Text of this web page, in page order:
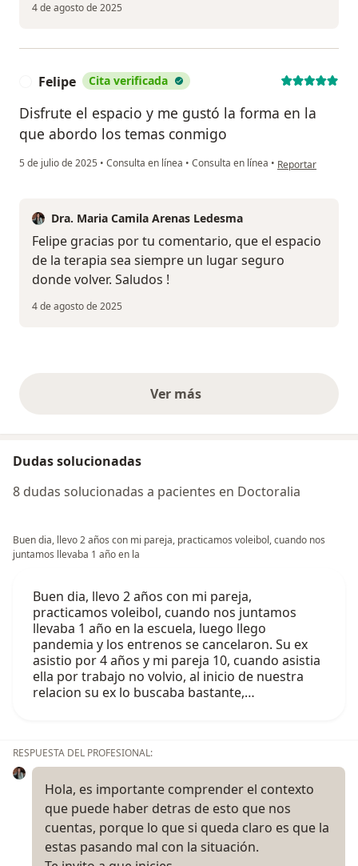
4 de agosto de 2025
Felipe Cita verificada
Disfrute el espacio y me gustó la forma en la
que abordo los temas conmigo
5 de julio de 2025 • Consulta en línea • Consulta en línea • en opinión del
Reportar
Dra. Maria Camila Arenas Ledesma
Felipe gracias por tu comentario, que el espacio
de la terapia sea siempre un lugar seguro
donde volver. Saludos !
4 de agosto de 2025
Ver másopiniones anteriores
Dudas solucionadas
8 dudas solucionadas a pacientes en Doctoralia
Buen dia, llevo 2 años con mi pareja, practicamos voleibol, cuando nos
juntamos llevaba 1 año en la
Buen dia, llevo 2 años con mi pareja,
practicamos voleibol, cuando nos juntamos
llevaba 1 año en la escuela, luego llego
pandemia y los entrenos se cancelaron. Su ex
asistio por 4 años y mi pareja 10, cuando asistia
ella por trabajo no volvio, al inicio de nuestra
relacion su ex lo buscaba bastante,…
RESPUESTA DEL PROFESIONAL:
Hola, es importante comprender el contexto
que puede haber detras de esto que nos
cuentas, porque lo que si queda claro es que la
estas pasando mal con la situación.